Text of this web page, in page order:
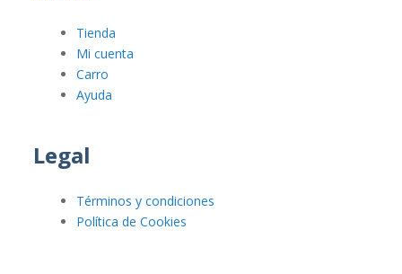
Tienda
Mi cuenta
Carro
Ayuda
Legal
Términos y condiciones
Política de Cookies